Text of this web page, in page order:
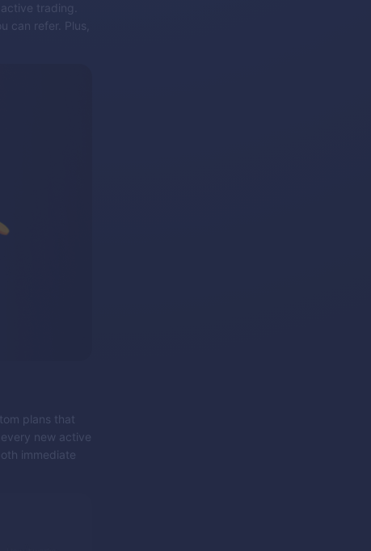
trading.
can refer. Plus,
plans that
new active
immediate